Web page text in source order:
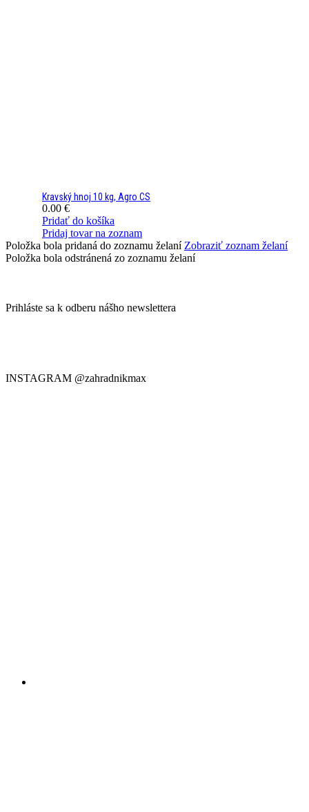
Kravský hnoj 10 kg, Agro CS
0.00 €
Pridať do košíka
Pridaj tovar na zoznam
Položka bola pridaná do zoznamu želaní Zobraziť zoznam želaní
Položka bola odstránená zo zoznamu želaní
Prihláste sa k odberu nášho newslettera
INSTAGRAM @zahradnikmax